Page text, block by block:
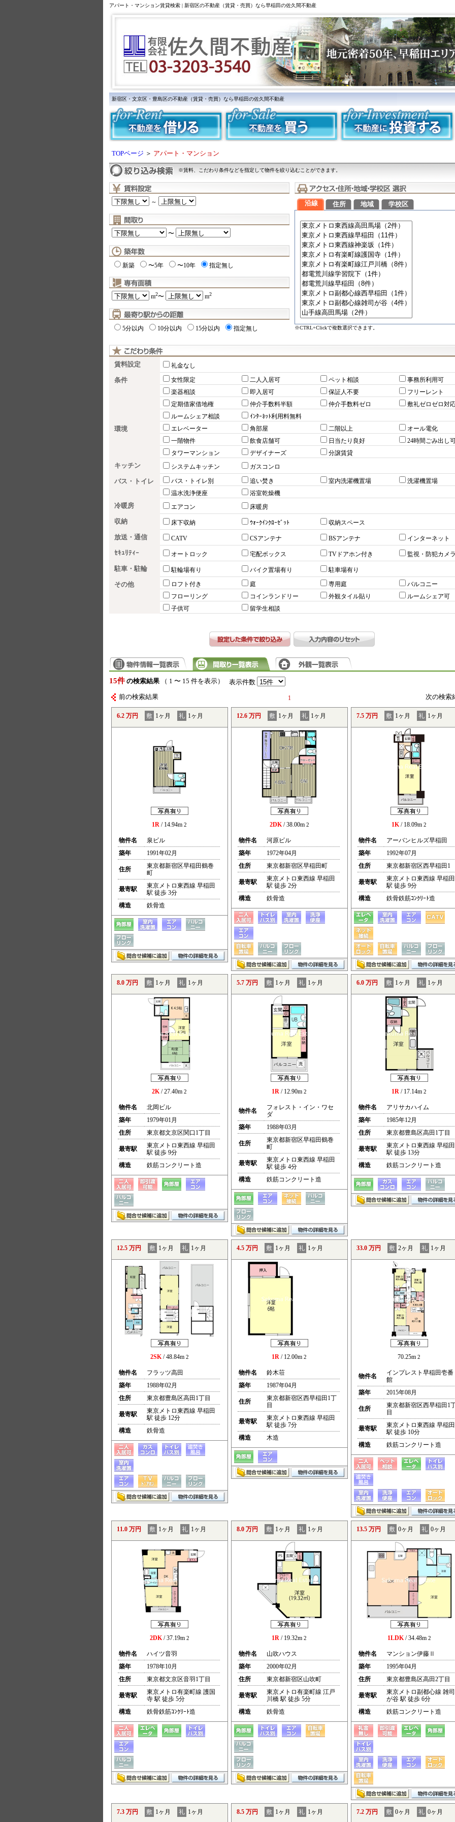
アパート・マンション賃貸検索 | 新宿区の不動産（賃貸・売買）なら早稲田の佐久間不動産
新宿区・文京区・豊島区の不動産（賃貸・売買）なら早稲田の佐久間不動産
TOPページ ＞ アパート・マンション
※賃料、こだわり条件などを指定して物件を絞り込むことができます。
～
〜
新築 〜5年 〜10年 指定無し
m2〜 m2
5分以内 10分以内 15分以内 指定無し
沿線 住所 地域 学校区
※CTRL+Clickで複数選択できます。
賃料設定 礼金なし
条件 女性限定 二人入居可 ペット相談
事務所利用可
楽器相談
即入居可 保証人不要
フリーレント
定期借家借地権
仲介手数料半額 仲介手数料ゼロ
敷礼ゼロゼロ対
ルームシェア相談
ｲﾝﾀｰﾈｯﾄ利用料無料
環境 エレベーター 角部屋 二階以上
オール電化
一階物件
飲食店舗可 日当たり良好
24時間ごみ出し
タワーマンション
デザイナーズ 分譲賃貸
キッチン システムキッチン ガスコンロ
バス・トイレ バス・トイレ別 追い焚き 室内洗濯機置場
洗濯機置場
温水洗浄便座
浴室乾燥機
冷暖房 エアコン 床暖房
収納 床下収納 ｳｫｰｸｲﾝｸﾛｰｾﾞｯﾄ 収納スペース
放送・通信 CATV CSアンテナ BSアンテナ インターネット
ｾｷｭﾘﾃｨｰ オートロック 宅配ボックス TVドアホン付き 監視・防犯カメ
駐車・駐輪 駐輪場有り バイク置場有り 駐車場有り
その他 ロフト付き 庭 専用庭
バルコニー
フローリング
コインランドリー 外観タイル貼り
ルームシェア可
子供可
留学生相談
15件 の検索結果（ 1 〜 15 件を表示） 表示件数
前の検索結果 1 次の検
6.2 万円 敷 1ヶ月 礼 1ヶ月
1R / 14.94m 2
物件名
泉ビル
築年
1991年02月
住所
東京都新宿区早稲田鶴巻
町
最寄駅
東京メトロ東西線 早稲田
駅 徒歩 3分
構造
鉄骨造
12.6 万円 敷 1ヶ月 礼 1ヶ月
2DK/ 38.00m 2
物件名
河原ビル
築年
1972年04月
住所
東京都新宿区早稲田町
最寄駅
東京メトロ東西線 早稲田
駅 徒歩 2分
構造
鉄骨造
7.5 万円 敷 1ヶ月 礼 1ヶ月
1K/ 18.09m 2
物件名
アーバンヒルズ早稲田
築年
1992年07月
住所
東京都新宿区西早稲田1
最寄駅
東京メトロ東西線 早稲田
駅 徒歩 9分
構造
鉄骨鉄筋ｺﾝｸﾘｰﾄ造
8.0 万円 敷 1ヶ月 礼 1ヶ月
2K/ 27.40m 2
物件名
北岡ビル
築年
1979年01月
住所
東京都文京区関口1丁目
最寄駅
東京メトロ東西線 早稲田
駅 徒歩 9分
構造
鉄筋コンクリート造
5.7 万円 敷 1ヶ月 礼 1ヶ月
1R / 12.90m 2
物件名
フォレスト・イン・ワセ
ダ
築年
1988年03月
住所
東京都新宿区早稲田鶴巻
町
最寄駅
東京メトロ東西線 早稲田
駅 徒歩 4分
構造
鉄筋コンクリート造
6.0 万円 敷 1ヶ月 礼 1ヶ月
1R / 17.14m 2
物件名
アリサカハイム
築年
1985年12月
住所
東京都豊島区高田1丁目
最寄駅
東京メトロ東西線 早稲田
駅 徒歩 13分
構造
鉄筋コンクリート造
12.5 万円 敷 1ヶ月 礼 1ヶ月
2SK/ 48.84m 2
物件名
フラッツ高田
築年
1988年02月
住所
東京都豊島区高田1丁目
最寄駅
東京メトロ東西線 早稲田
駅 徒歩 12分
構造
鉄骨造
4.5 万円 敷 1ヶ月 礼 1ヶ月
1R / 12.00m 2
物件名
鈴木荘
築年
1987年04月
住所
東京都新宿区西早稲田1丁
目
最寄駅
東京メトロ東西線 早稲田
駅 徒歩 7分
構造
木造
33.0 万円 敷 2ヶ月 礼 1ヶ月
70.25m 2
物件名
インプレスト早稲田壱番
館
築年
2015年08月
住所
東京都新宿区西早稲田1
目
最寄駅
東京メトロ東西線 早稲田
駅 徒歩 10分
構造
鉄筋コンクリート造
11.0 万円 敷 1ヶ月 礼 1ヶ月
2DK/ 37.19m 2
物件名
ハイツ音羽
築年
1978年10月
住所
東京都文京区音羽1丁目
最寄駅
東京メトロ有楽町線 護国
寺 駅 徒歩 5分
構造
鉄骨鉄筋ｺﾝｸﾘｰﾄ造
8.0 万円 敷 1ヶ月 礼 1ヶ月
1R / 19.32m 2
物件名
山吹ハウス
築年
2000年02月
住所
東京都新宿区山吹町
最寄駅
東京メトロ有楽町線 江戸
川橋 駅 徒歩 5分
構造
鉄骨造
13.5 万円 敷 0ヶ月 礼 0ヶ月
1LDK/ 34.48m 2
物件名
マンション伊藤Ⅱ
築年
1995年04月
住所
東京都豊島区高田2丁目
最寄駅
東京メトロ副都心線 雑司
が谷 駅 徒歩 6分
構造
鉄筋コンクリート造
7.3 万円 敷 1ヶ月 礼 1ヶ月 8.5 万円 敷 1ヶ月 礼 1ヶ月 7.2 万円 敷 0ヶ月 礼 0ヶ月